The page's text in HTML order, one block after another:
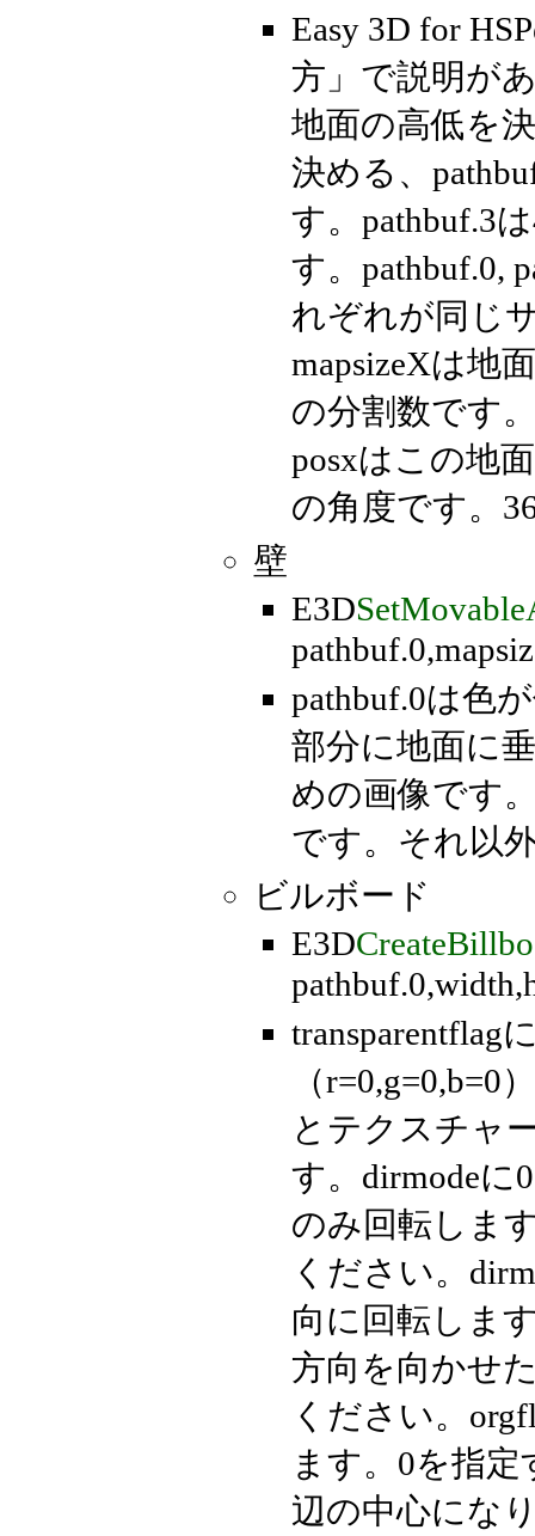
Easy 3D for
方」で説明が
地面の高低を
決める、
す。pathbuf.3
す。pathbuf.0,
れぞれが同じ
mapsizeXは地
の分割数です
posxはこの地
の角度です。
壁
E3D
pathbuf.0は色
部分に地面に
めの画像です
です。それ以
ビルボード
E3D
transparentflag
（
とテクスチャ
す。dirmode
のみ回転しま
ください。
向に回転しま
方向を向かせ
ください。
ます。0を指
辺の中心にな